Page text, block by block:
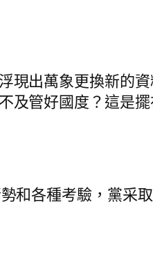
出萬象更換新的
管好國度？這是擺
各種考驗，黨采